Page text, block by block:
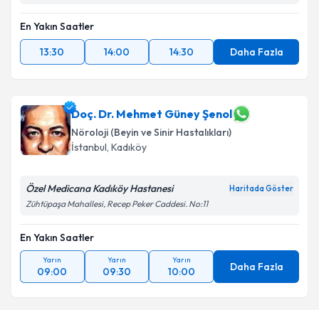
En Yakın Saatler
13:30
14:00 14:30 Daha Fazla
Doç. Dr. Mehmet Güney Şenol
Nöroloji (Beyin ve Sinir Hastalıkları)
İstanbul, Kadıköy
Özel Medicana Kadıköy Hastanesi Haritada Göster
Zühtüpaşa Mahallesi, Recep Peker Caddesi. No:11
En Yakın Saatler
Yarın
09:00
Yarın
09:30
Yarın
10:00 Daha Fazla